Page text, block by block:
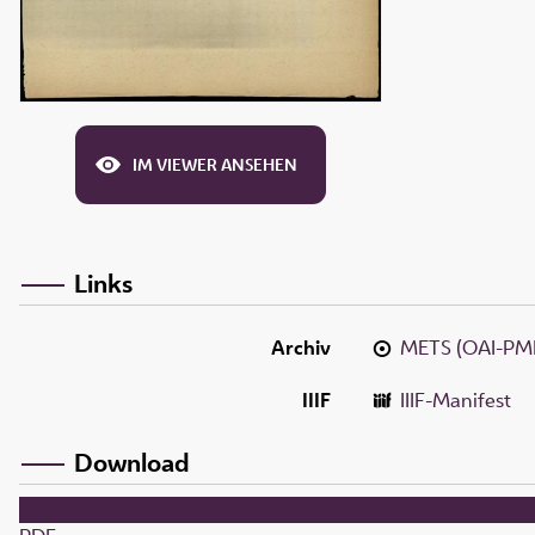
IM VIEWER ANSEHEN
Links
Archiv
METS (OAI-
IIIF
IIIF-Manifest
Download